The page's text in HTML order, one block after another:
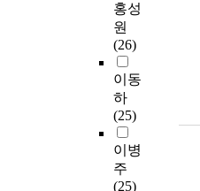
홍성
원
(26)
이동
하
(25)
이병
주
(25)